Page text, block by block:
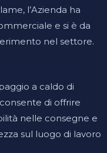
l’Azienda ha
e si è da
nel settore.
a caldo di
di offrire
nelle consegne e
sul luogo di lavoro